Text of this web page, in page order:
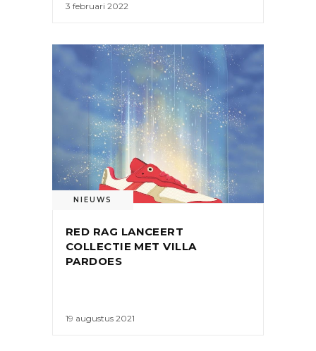
3 februari 2022
NIEUWS
RED RAG LANCEERT
COLLECTIE MET VILLA
PARDOES
19 augustus 2021